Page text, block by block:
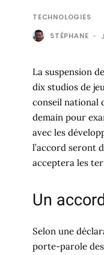
TECHNOLOGIES
STÉPHANE -
La suspension
dix studios de
conseil national
demain pour
avec les
l’accord seront
acceptera les
Un
Selon une
porte-parole